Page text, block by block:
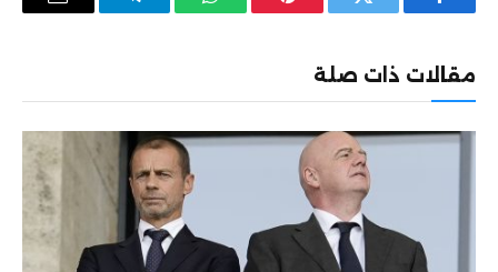
فيسبوك تويتر بينتيريستواتساب تيلقرام
البريد
مقالات ذات صلة